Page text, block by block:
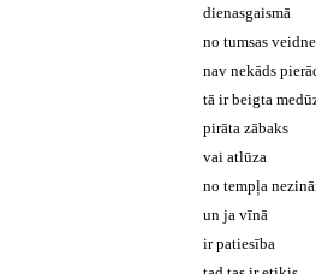
dienasgaismā
no tumsas
nav nekāds
tā ir beigta
pirāta zābaks
vai atlūza
no tempļa
un ja vīnā
ir patiesība